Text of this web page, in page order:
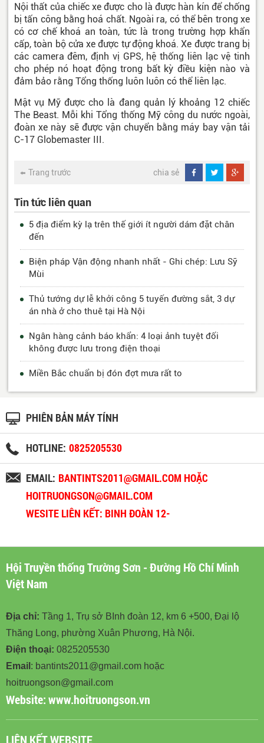
Nội thất của chiếc xe được cho là được hàn kín để chống
bị tấn công bằng hoá chất. Ngoài ra, có thể bên trong xe
có cơ chế khoá an toàn, tức là trong trường hợp khẩn
cấp, toàn bộ cửa xe được tự động khoá. Xe được trang bị
các camera đêm, định vị GPS, hệ thống liên lạc vệ tinh
cho phép nó hoạt động trong bất kỳ điều kiện nào và
đảm bảo rằng Tổng thống luôn luôn có thể liên lạc.
Mật vụ Mỹ được cho là đang quản lý khoảng 12 chiếc
The Beast. Mỗi khi Tổng thống Mỹ công du nước ngoài,
đoàn xe này sẽ được vận chuyển bằng máy bay vận tải
C-17 Globemaster III.
Trang trước chia sẻ
Tin tức liên quan
5 địa điểm kỳ lạ trên thế giới ít người dám đặt chân
đến
Biện pháp Vận động nhanh nhất - Ghi chép: Lưu Sỹ
Mùi
Thủ tướng dự lễ khởi công 5 tuyến đường sắt, 3 dự
án nhà ở cho thuê tại Hà Nội
Ngân hàng cảnh báo khẩn: 4 loại ảnh tuyệt đối
không được lưu trong điện thoại
Miền Bắc chuẩn bị đón đợt mưa rất to
PHIÊN BẢN MÁY TÍNH
HOTLINE: 0825205530
EMAIL: BANTINTS2011@GMAIL.COM HOẶC
HOITRUONGSON@GMAIL.COM
WESITE LIÊN KẾT: BINH ĐOÀN 12-
Hội Truyền thống Trường Sơn - Đường Hồ Chí Minh
Việt Nam
Địa chỉ: Tầng 1, Trụ sở BInh đoàn 12, km 6 +500, Đại lộ
Thăng Long, phường Xuân Phương, Hà Nội.
Điện thoại: 0825205530
Email : bantints2011@gmail.com hoặc
hoitruongson@gmail.com
Website:www.hoitruongson.vn
LIÊN KẾT WEBSITE